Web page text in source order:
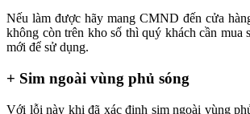
Nếu làm được hãy mang CMND đến cửa
không còn trên kho số thì quý khách cần mua
mới để sử dụng.
+ Sim ngoài vùng phủ sóng
Với lỗi này khi đã xác định sim ngoài vùng